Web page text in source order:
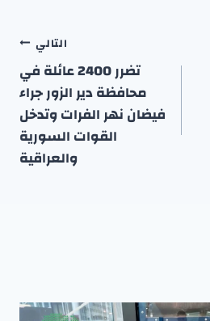
التالي
تضرر 2400 عائلة في
محافظة دير الزور جراء
فيضان نهر الفرات وتدخل
القوات السورية
والعراقية